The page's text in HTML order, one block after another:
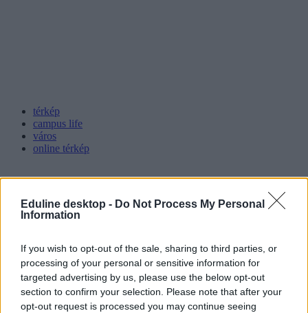
Eduline desktop - Do Not Process My Personal
Information
If you wish to opt-out of the sale, sharing to third parties, or
processing of your personal or sensitive information for
targeted advertising by us, please use the below opt-out
section to confirm your selection. Please note that after your
opt-out request is processed you may continue seeing
térkép
campus life
város
online térkép